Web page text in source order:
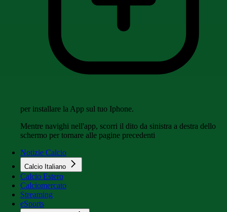
per installare la App sul tuo Iphone.
Mentre navighi nell'app, scorri il dito da sinistra a destra dello
schermo per tornare alle pagine precedenti
Notizie Calcio
Calcio Italiano
Calcio Estero
Calciomercato
Streaming
eSports